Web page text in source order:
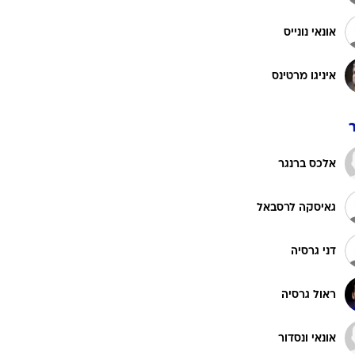
גולף
תקצירים
אונאי נונייס
איניגו מרטינס
אלכס ברנגר
גאיסקה לרסבאל
דני גרסיה
ראול גרסיה
אונאי ונסדור